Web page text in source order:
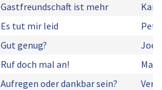
Gastfreundschaft ist mehr
Es tut mir leid
Gut genug? Joel
Ruf doch mal an!
Aufregen oder dankbar sein?